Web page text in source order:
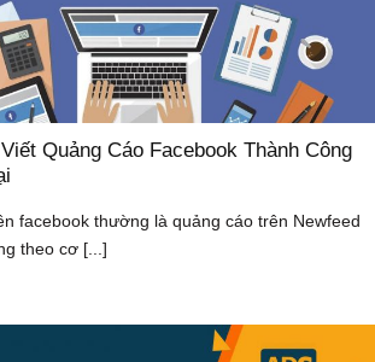
Quảng Cáo Facebook Thành Công
facebook thường là quảng cáo trên Newfeed
theo cơ [...]